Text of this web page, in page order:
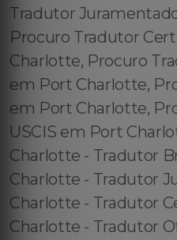
Tradutor
Procuro Tradutor
Charlotte, Procuro
em Port Charlotte,
em Port Charlotte,
USCIS em Port
Charlotte - Tradutor
Charlotte - Tradutor
Charlotte - Tradutor
Charlotte - Tradutor